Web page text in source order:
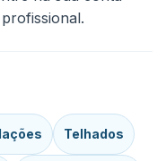
Telhados